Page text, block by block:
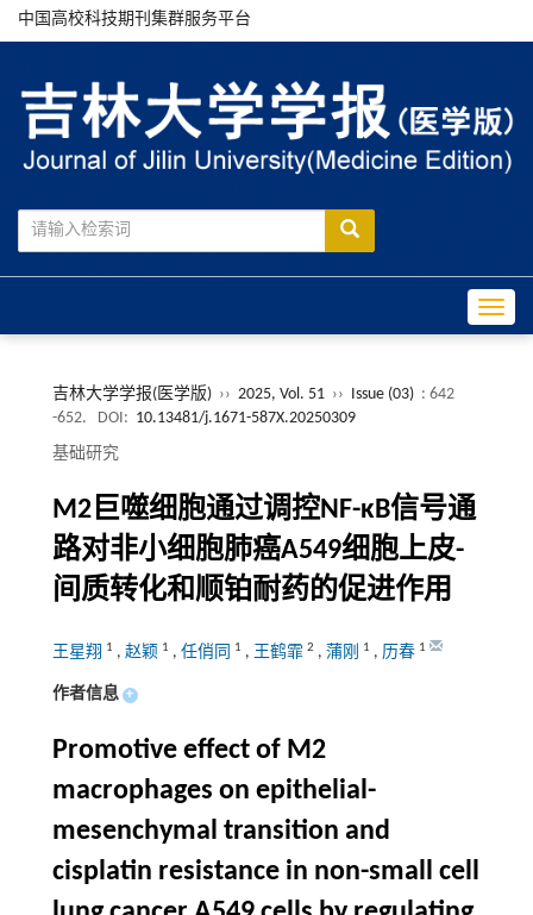
中国高校科技期刊集群服务平台
吉林大学学报(医学版) ›› 2025, Vol. 51 ›› Issue (03) : 642
-652.
DOI: 10.13481/j.1671-587X.20250309
基础研究
M2巨噬细胞通过调控NF-κB信号通
路对非小细胞肺癌A549细胞上皮-
间质转化和顺铂耐药的促进作用
王星翔 1 , 赵颖 1 , 任俏同 1 , 王鹤霏 2 , 蒲刚 1 , 历春 1
作者信息 +
Promotive effect of M2
macrophages on epithelial-
mesenchymal transition and
cisplatin resistance in non-small cell